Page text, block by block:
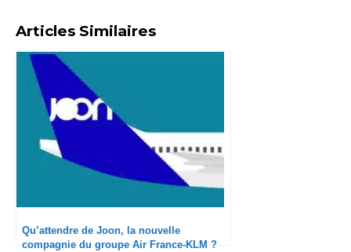
Articles Similaires
Qu’attendre de Joon, la nouvelle
compagnie du groupe Air France-KLM ?